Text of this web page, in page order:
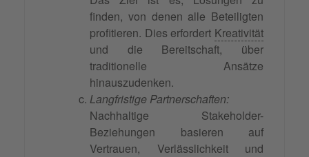
finden, von denen alle Beteiligten
profitieren. Dies erfordert Kreativität
und die Bereitschaft, über
traditionelle Ansätze
hinauszudenken.
Langfristige Partnerschaften:
Nachhaltige Stakeholder-
Beziehungen basieren auf
Vertrauen, Verlässlichkeit und